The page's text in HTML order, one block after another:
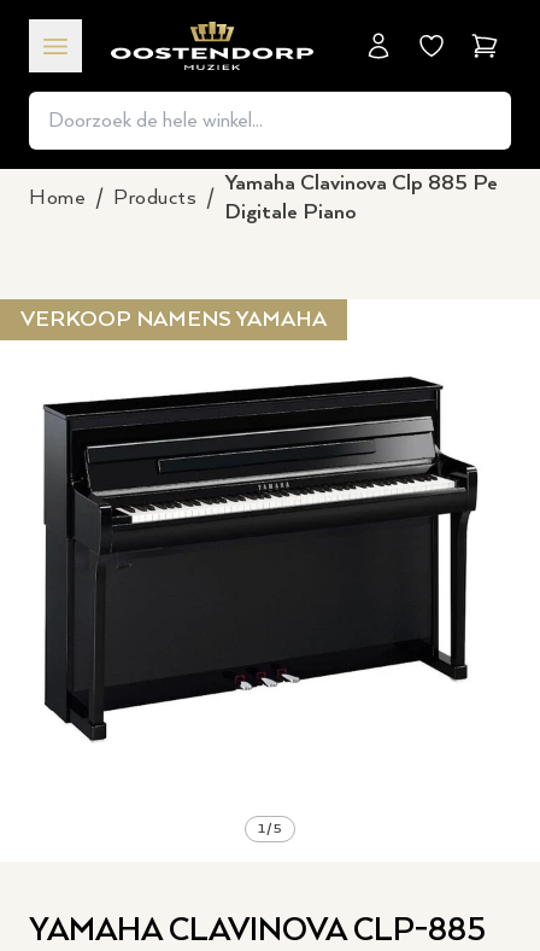
Home / Products /
Yamaha Clavinova Clp 885 Pe
Digitale Piano
VERKOOP NAMENS YAMAHA
1/5
YAMAHA CLAVINOVA CLP-885